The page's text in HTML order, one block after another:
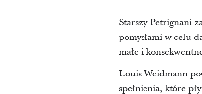
Starszy Petrignani
pomysłami w celu
małe i
Louis Weidmann
spełnienia, które